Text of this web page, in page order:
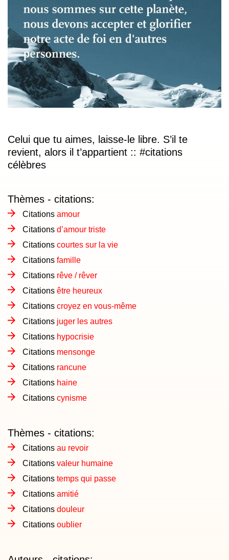
Celui que tu aimes, laisse-le libre. S’il te
revient, alors il t’appartient :: #citations
célèbres
Thèmes - citations:
Citations amour
Citations d’amour triste
Citations courtes sur la vie
Citations famille
Citations rêve / rêver
Citations être heureux
Citations croyez en vous-même
Citations juger les autres
Citations hypocrisie
Citations mensonge
Citations rancune
Citations haine
Citations cynisme
Thèmes - citations:
Citations au revoir
Citations valeur humaine
Citations temps qui passe
Citations amitié
Citations douleur
Citations oublier